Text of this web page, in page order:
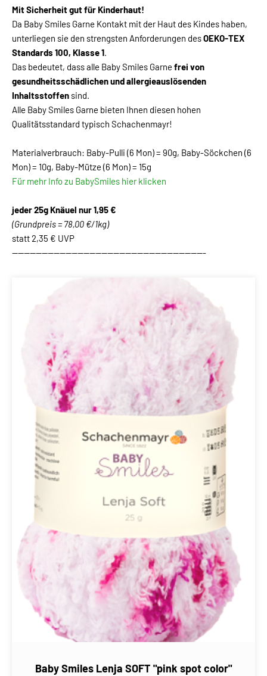
Mit Sicherheit gut für Kinderhaut!
Da Baby Smiles Garne Kontakt mit der Haut des Kindes haben,
unterliegen sie den strengsten Anforderungen desOEKO-TEX
Standards 100, Klasse 1.
Das bedeutet, dass alle Baby Smiles Garne frei von
gesundheitsschädlichen und allergieauslösenden
Inhaltsstoffen sind.
Alle Baby Smiles Garne bieten Ihnen diesen hohen
Qualitätsstandard typisch Schachenmayr!
Materialverbrauch: Baby-Pulli (6 Mon) = 90g, Baby-Söckchen (6
Mon) = 10g, Baby-Mütze (6 Mon) = 15g
Für mehr Info zu BabySmiles hier klicken
jeder 25g Knäuel nur 1,95 €
(Grundpreis = 78,00 €/1kg)
statt 2,35 € UVP
-----------------------------------------------------------------
Baby Smiles Lenja SOFT "pink spot color"